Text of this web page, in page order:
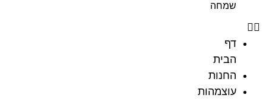
שמחה
דף
הבית
החנות
עוצמהות